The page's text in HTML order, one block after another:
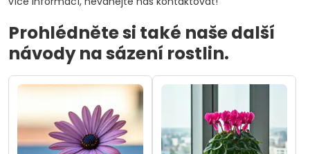
Prohlédněte si také naše další
návody na sázení rostlin.